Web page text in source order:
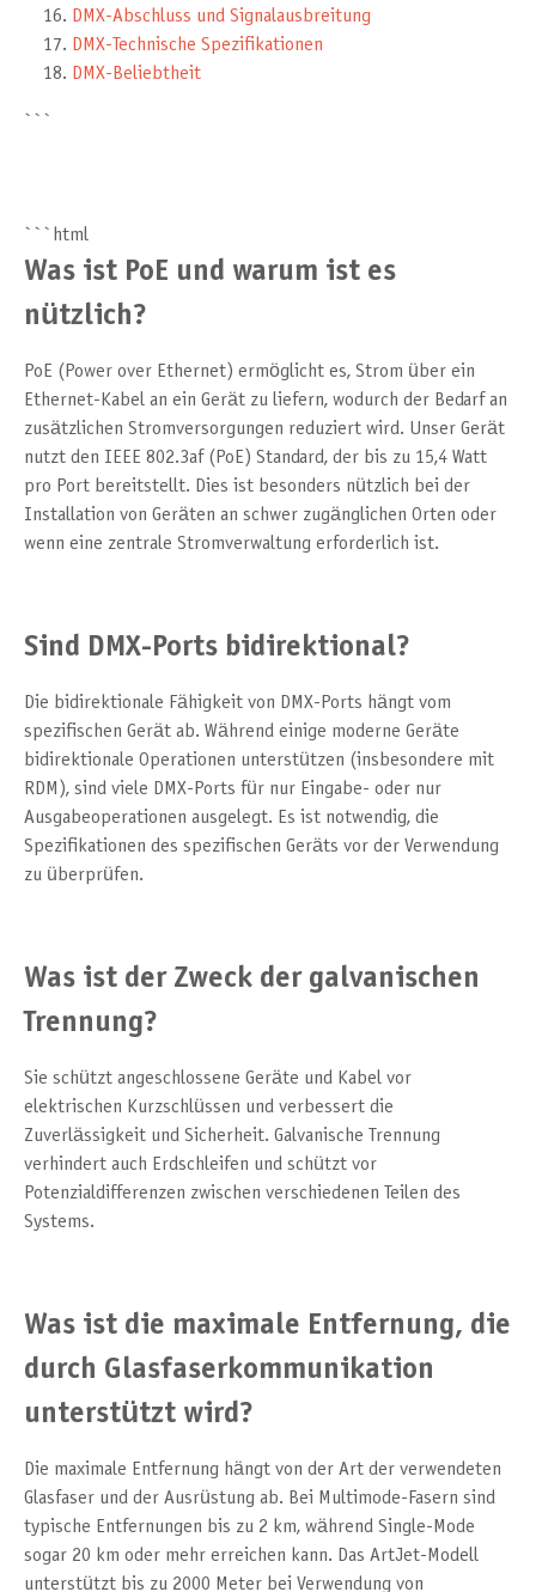
DMX-Abschluss und Signalausbreitung
DMX-Technische Spezifikationen
DMX-Beliebtheit
```
```html
Was ist PoE und warum ist es
nützlich?
PoE (Power over Ethernet) ermöglicht es, Strom über ein
Ethernet-Kabel an ein Gerät zu liefern, wodurch der Bedarf an
zusätzlichen Stromversorgungen reduziert wird. Unser Gerät
nutzt den IEEE 802.3af (PoE) Standard, der bis zu 15,4 Watt
pro Port bereitstellt. Dies ist besonders nützlich bei der
Installation von Geräten an schwer zugänglichen Orten oder
wenn eine zentrale Stromverwaltung erforderlich ist.
Sind DMX-Ports bidirektional?
Die bidirektionale Fähigkeit von DMX-Ports hängt vom
spezifischen Gerät ab. Während einige moderne Geräte
bidirektionale Operationen unterstützen (insbesondere mit
RDM), sind viele DMX-Ports für nur Eingabe- oder nur
Ausgabeoperationen ausgelegt. Es ist notwendig, die
Spezifikationen des spezifischen Geräts vor der Verwendung
zu überprüfen.
Was ist der Zweck der galvanischen
Trennung?
Sie schützt angeschlossene Geräte und Kabel vor
elektrischen Kurzschlüssen und verbessert die
Zuverlässigkeit und Sicherheit. Galvanische Trennung
verhindert auch Erdschleifen und schützt vor
Potenzialdifferenzen zwischen verschiedenen Teilen des
Systems.
Was ist die maximale Entfernung, die
durch Glasfaserkommunikation
unterstützt wird?
Die maximale Entfernung hängt von der Art der verwendeten
Glasfaser und der Ausrüstung ab. Bei Multimode-Fasern sind
typische Entfernungen bis zu 2 km, während Single-Mode
sogar 20 km oder mehr erreichen kann. Das ArtJet-Modell
unterstützt bis zu 2000 Meter bei Verwendung von